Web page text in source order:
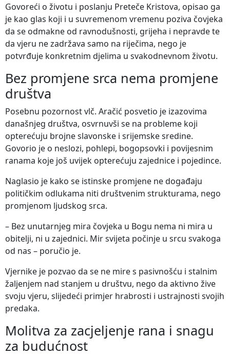
Govoreći o životu i poslanju Preteče Kristova, opisao ga
je kao glas koji i u suvremenom vremenu poziva čovjeka
da se odmakne od ravnodušnosti, grijeha i nepravde te
da vjeru ne zadržava samo na riječima, nego je
potvrđuje konkretnim djelima u svakodnevnom životu.
Bez promjene srca nema promjene
društva
Posebnu pozornost vlč. Aračić posvetio je izazovima
današnjeg društva, osvrnuvši se na probleme koji
opterećuju brojne slavonske i srijemske sredine.
Govorio je o neslozi, pohlepi, bogopsovki i povijesnim
ranama koje još uvijek opterećuju zajednice i pojedince.
Naglasio je kako se istinske promjene ne događaju
političkim odlukama niti društvenim strukturama, nego
promjenom ljudskog srca.
– Bez unutarnjeg mira čovjeka u Bogu nema ni mira u
obitelji, ni u zajednici. Mir svijeta počinje u srcu svakoga
od nas – poručio je.
Vjernike je pozvao da se ne mire s pasivnošću i stalnim
žaljenjem nad stanjem u društvu, nego da aktivno žive
svoju vjeru, slijedeći primjer hrabrosti i ustrajnosti svojih
predaka.
Molitva za zacjeljenje rana i snagu
za budućnost